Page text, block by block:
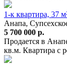
1-к квартира, 37
Анапа,
5 700 000 р.
Продается в
кв.м. Квартира с